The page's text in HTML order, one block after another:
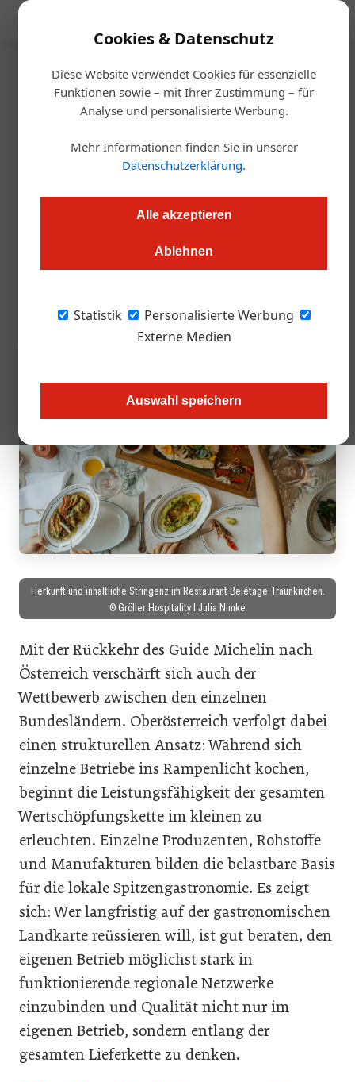
Cookies & Datenschutz
Diese Website verwendet Cookies für essenzielle
Funktionen sowie – mit Ihrer Zustimmung – für
Analyse und personalisierte Werbung.
Mehr Informationen finden Sie in unserer
Datenschutzerklärung.
Alle akzeptieren
Ablehnen
Statistik
Personalisierte Werbung
Externe Medien
Auswahl speichern
Startseite/Allgemein
Starke Basis für strahlende
Sterne
Oberösterreich arbeitet hart an seiner gastronomischen
Positionierung. Wir haben uns angesehen, was an der Basis
gastronomischen Olymp zu erobern.
Herkunft und inhaltliche Stringenz im Restaurant Belétage Traunkirchen.
© Gröller Hospitality I Julia Nimke
Mit der Rückkehr des Guide Michelin nach
Österreich verschärft sich auch der
Wettbewerb zwischen den einzelnen
Bundesländern. Oberösterreich verfolgt dabei
einen strukturellen Ansatz: Während sich
einzelne Betriebe ins Rampenlicht kochen,
beginnt die Leistungsfähigkeit der gesamten
Wertschöpfungskette im kleinen zu
erleuchten. Einzelne Produzenten, Rohstoffe
und Manufakturen bilden die belastbare Basis
für die lokale Spitzengastronomie. Es zeigt
sich: Wer langfristig auf der gastronomischen
Landkarte reüssieren will, ist gut beraten, den
eigenen Betrieb möglichst stark in
funktionierende regionale Netzwerke
einzubinden und Qualität nicht nur im
eigenen Betrieb, sondern entlang der
gesamten Lieferkette zu denken.